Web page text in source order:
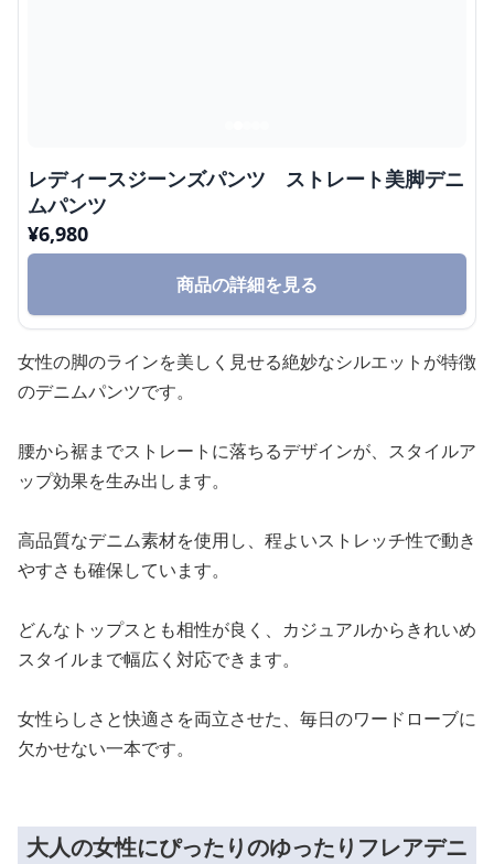
レディースジーンズパンツ ストレート美脚デニ
ムパンツ
¥6,980
商品の詳細を見る
女性の脚のラインを美しく見せる絶妙なシルエットが特徴
のデニムパンツです。
腰から裾までストレートに落ちるデザインが、スタイルア
ップ効果を生み出します。
高品質なデニム素材を使用し、程よいストレッチ性で動き
やすさも確保しています。
どんなトップスとも相性が良く、カジュアルからきれいめ
スタイルまで幅広く対応できます。
女性らしさと快適さを両立させた、毎日のワードローブに
欠かせない一本です。
大人の女性にぴったりのゆったりフレアデニ